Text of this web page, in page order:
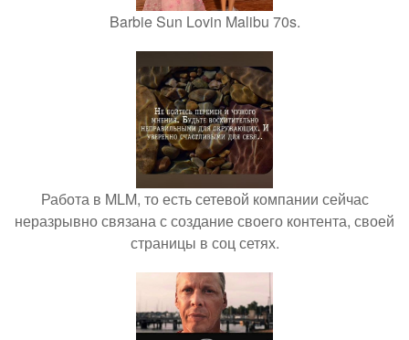
Barbie Sun Lovin Malibu 70s.
Работа в MLM, то есть сетевой компании сейчас
неразрывно связана с создание своего контента, своей
страницы в соц сетях.